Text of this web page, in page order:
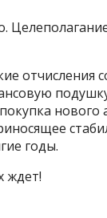
отчисления
годы.
ждет!